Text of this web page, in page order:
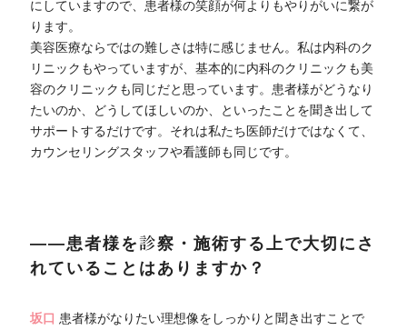
にしていますので、患者様の笑顔が何よりもやりがいに繋が
ります。
美容医療ならではの難しさは特に感じません。私は内科のク
リニックもやっていますが、基本的に内科のクリニックも美
容のクリニックも同じだと思っています。患者様がどうなり
たいのか、どうしてほしいのか、といったことを聞き出して
サポートするだけです。それは私たち医師だけではなくて、
カウンセリングスタッフや看護師も同じです。
――患者様を診察・施術する上で大切にさ
れていることはありますか？
坂口 患者様がなりたい理想像をしっかりと聞き出すことで